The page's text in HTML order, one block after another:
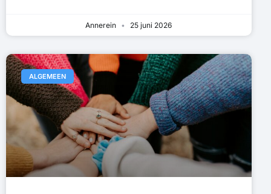
Annerein 25 juni 2026
ALGEMEEN